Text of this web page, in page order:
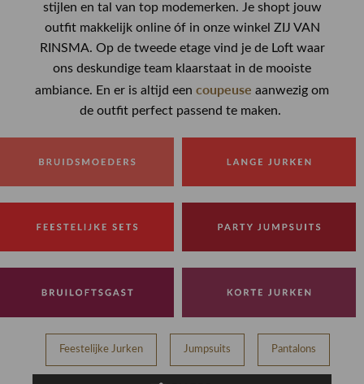
stijlen en tal van top modemerken. Je shopt jouw
outfit makkelijk online óf in onze winkel ZIJ VAN
RINSMA. Op de tweede etage vind je de Loft waar
ons deskundige team klaarstaat in de mooiste
ambiance. En er is altijd een coupeuse aanwezig om
de outfit perfect passend te maken.
Feestelijke Jurken Jumpsuits Pantalons